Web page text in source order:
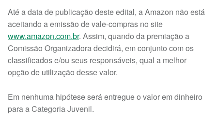
Até a data de publicação deste edital, a Amazon não está
aceitando a emissão de vale-compras no site
www.amazon.com.br. Assim, quando da premiação a
Comissão Organizadora decidirá, em conjunto com os
classificados e/ou seus responsáveis, qual a melhor
opção de utilização desse valor.
Em nenhuma hipótese será entregue o valor em dinheiro
para a Categoria Juvenil.